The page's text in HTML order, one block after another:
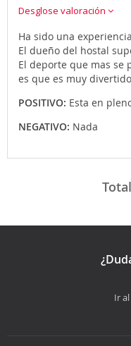
Desglose valoración
Ha sido una
El dueño del hostal
El deporte que mas se
es que es muy
POSITIVO: Esta en
NEGATIVO: Nada
Ir